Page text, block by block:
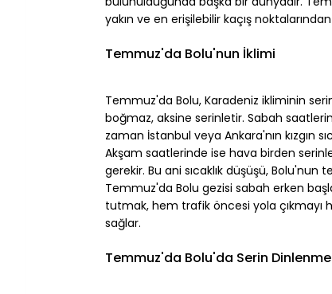
yakın ve en erişilebilir kaçış
Temmuz'da Bolu'nun İklimi
Temmuz'da Bolu, Karadeniz ikliminin
boğmaz, aksine serinletir. Sabah
zaman İstanbul veya Ankara'nın kızgın
Akşam saatlerinde ise hava birden
gerekir. Bu ani sıcaklık düşüşü,
Temmuz'da Bolu gezisi sabah erken
tutmak, hem trafik öncesi yola çıkmayı
sağlar.
Temmuz'da Bolu'da Serin Dinlenme